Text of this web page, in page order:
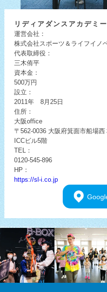
リディアダンスアカデミー
運営会社：
株式会社スポーツ＆ライフイノ
代表取締役：
三木侑平
資本金：
500万円
設立：
2011年 8月25日
住所：
大阪office
〒562-0036 大阪府箕面市船場西
ICCビル5階
TEL：
0120-545-896
HP：
https://sl-i.co.jp